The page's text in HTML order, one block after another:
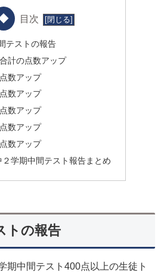
目次
テストの報告
計の点数アップ
数アップ
数アップ
数アップ
数アップ
数アップ
学期中間テスト報告まとめ
トの報告
期中間テスト400点以上の生徒ト